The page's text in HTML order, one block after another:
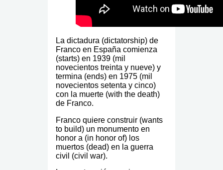
La dictadura (dictatorship) de
Franco en España comienza
(starts) en 1939 (mil
novecientos treinta y nueve) y
termina (ends) en 1975 (mil
novecientos setenta y cinco)
con la muerte (with the death)
de Franco.
Franco quiere construir (wants
to build) un monumento en
honor a (in honor of) los
muertos (dead) en la guerra
civil (civil war).